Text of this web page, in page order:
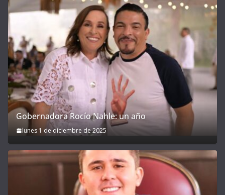
Gobernadora Rocío Nahle: un año
lunes 1 de diciembre de 2025